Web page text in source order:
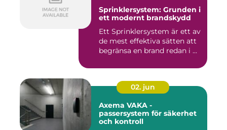
Sprinklersystem: Grunden i
ett modernt brandskydd
Ett Sprinklersystem är ett av
de mest effektiva sätten att
begränsa en brand redan i ...
02. jun
Axema VAKA -
passersystem för säkerhet
och kontroll